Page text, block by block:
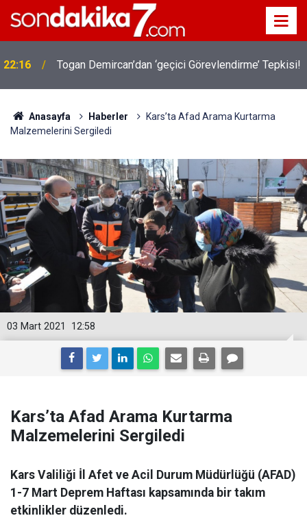
22:16 Togan Demircan’dan ‘geçici Görevlendirme’ Tepkisi!
Anasayfa Haberler
Kars’ta Afad Arama Kurtarma
Malzemelerini Sergiledi
12:58
03 Mart 2021
Kars’ta Afad Arama Kurtarma
Malzemelerini Sergiledi
Kars Valiliği İl Afet ve Acil Durum Müdürlüğü (AFAD)
1-7 Mart Deprem Haftası kapsamında bir takım
etkinlikler düzenledi.